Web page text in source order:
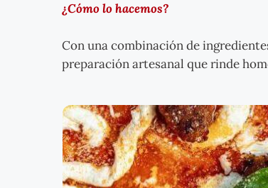
¿Cómo lo hacemos?
Con una combinación de
preparación artesanal que rinde